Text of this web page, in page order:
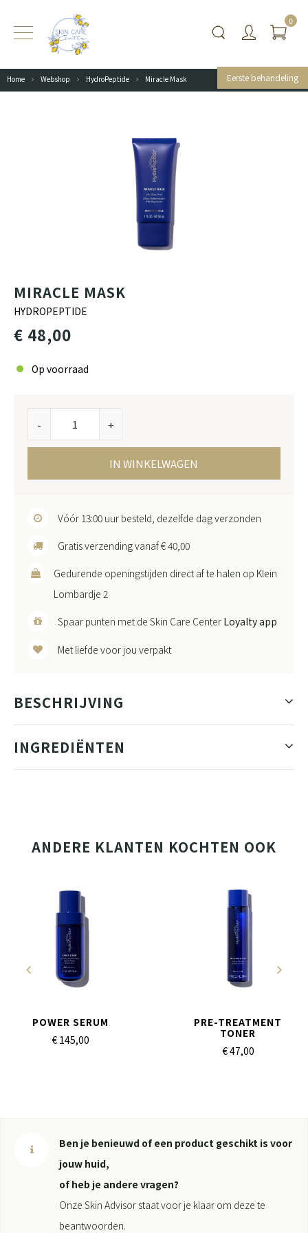
Eerste behandeling
0
Home Webshop HydroPeptide Miracle Mask
MIRACLE MASK
HYDROPEPTIDE
€ 48,00
Op voorraad
- +
IN WINKELWAGEN
Vóór 13:00 uur besteld, dezelfde dag verzonden
Gratis verzending vanaf € 40,00
Gedurende openingstijden direct af te halen op Klein
Lombardje 2
Spaar punten met de Skin Care Center Loyalty app
Met liefde voor jou verpakt
BESCHRIJVING
INGREDIËNTEN
ANDERE KLANTEN KOCHTEN OOK
POWER SERUM
€ 145,00
PRE-TREATMENT
TONER
€ 47,00
Ben je benieuwd of een product geschikt is voor
jouw huid,
of heb je andere vragen?
Onze Skin Advisor staat voor je klaar om deze te
beantwoorden.